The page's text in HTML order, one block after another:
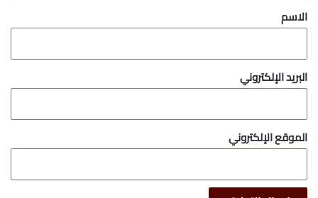
*
الاسم
البريد الإلكتروني
الموقع الإلكتروني